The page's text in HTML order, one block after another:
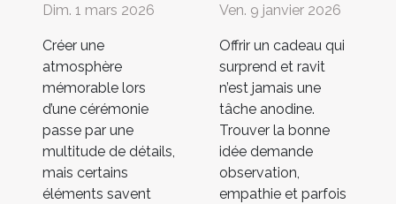
Dim. 1 mars 2026
Créer une
atmosphère
mémorable lors
d’une cérémonie
passe par une
multitude de détails,
mais certains
éléments savent
Ven. 9 janvier 2026
Offrir un cadeau qui
surprend et ravit
n’est jamais une
tâche anodine.
Trouver la bonne
idée demande
observation,
empathie et parfois